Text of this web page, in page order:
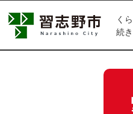
く
続き